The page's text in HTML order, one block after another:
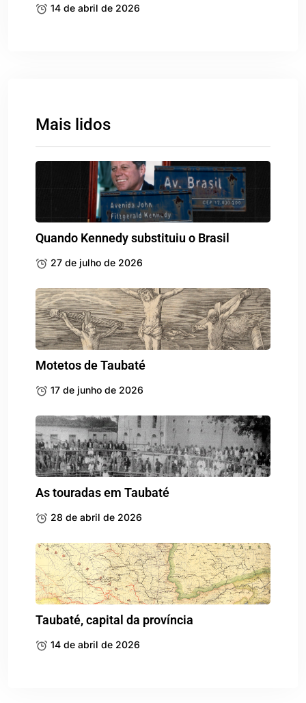
14 de abril de 2026
Mais lidos
Quando Kennedy substituiu o Brasil
27 de julho de 2026
Motetos de Taubaté
17 de junho de 2026
As touradas em Taubaté
28 de abril de 2026
Taubaté, capital da província
14 de abril de 2026